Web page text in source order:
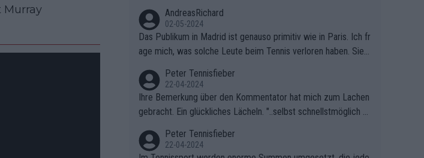
AndreasRichard
02-05-2024
Das Publikum in Madrid ist genauso primitiv wie in Paris. Ich fr
age mich, was solche Leute beim Tennis verloren haben. Sie s
ben.
Peter Tennisfieber
22-04-2024
Ihre Bemerkung über den Kommentator hat mich zum Lachen
gebracht. Ein glückliches Lächeln. "..selbst schnellstmöglich na
Peter Tennisfieber
22-04-2024